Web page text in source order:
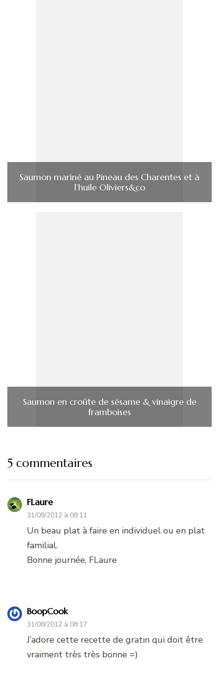
Saumon mariné au Pineau des Charentes et à
l’huile Oliviers&co
Saumon en croûte de sésame & vinaigre de
framboises
5 commentaires
FLaure
31/08/2012 à 08:11
Un beau plat à faire en individuel ou en plat
familial.
Bonne journée, FLaure
BoopCook
31/08/2012 à 08:17
J’adore cette recette de gratin qui doit être
vraiment très très bonne =)